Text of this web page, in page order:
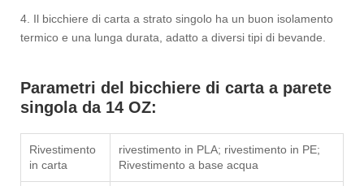
4. Il bicchiere di carta a strato singolo ha un buon isolamento
termico e una lunga durata, adatto a diversi tipi di bevande.
Parametri del bicchiere di carta a parete
singola da 14 OZ:
Rivestimento
in carta
rivestimento in PLA; rivestimento in PE;
Rivestimento a base acqua